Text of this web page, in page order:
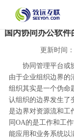
首页>了解致远>新闻
国内协同办公软件
更新时间
协同管理平台或
由于企业组织边界的
组织其实是一个伪命
认组织的边界发生了
是边界对资源流和工
同OA的是工作和工
能应用和业务系统以